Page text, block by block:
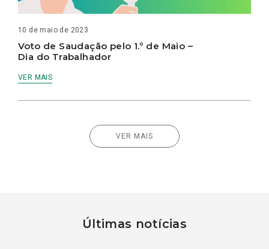
10 de maio de 2023
Voto de Saudação pelo 1.º de Maio –
Dia do Trabalhador
VER MAIS
VER MAIS
Últimas notícias